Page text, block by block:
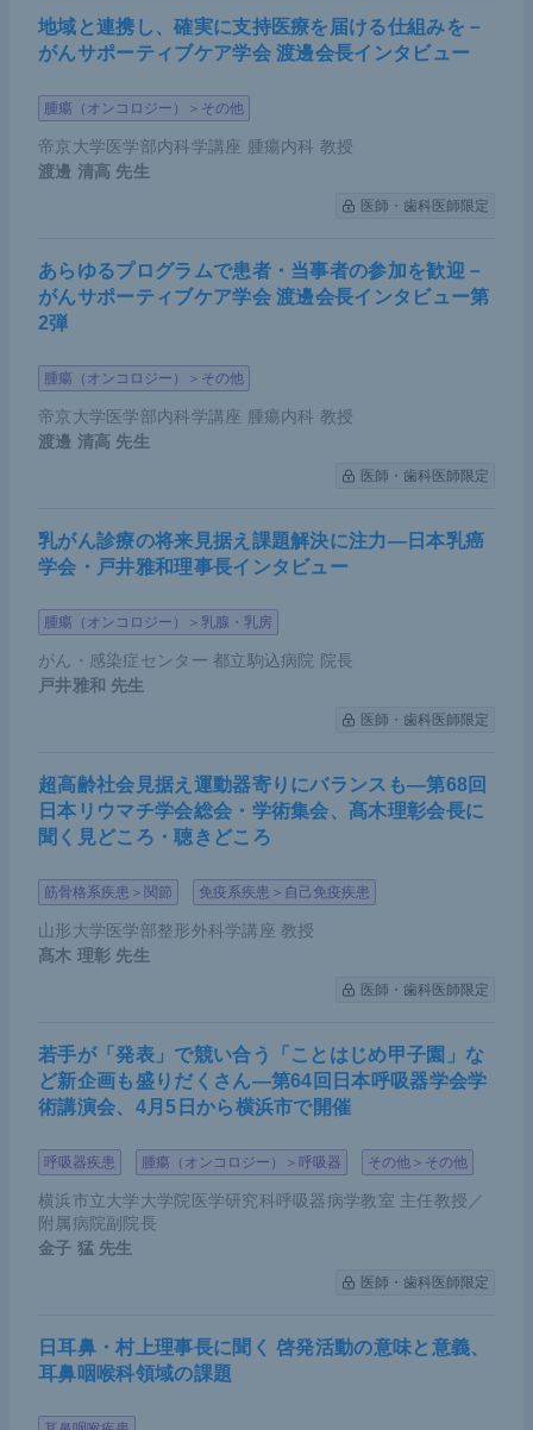
地域と連携し、確実に支持医療を届ける仕組みを－
がんサポーティブケア学会 渡邊会長インタビュー
腫瘍（オンコロジー）＞その他
帝京大学医学部内科学講座 腫瘍内科 教授
渡邊 清高 先生
医師・歯科医師限定
あらゆるプログラムで患者・当事者の参加を歓迎－
がんサポーティブケア学会 渡邊会長インタビュー第
2弾
腫瘍（オンコロジー）＞その他
帝京大学医学部内科学講座 腫瘍内科 教授
渡邊 清高 先生
医師・歯科医師限定
乳がん診療の将来見据え課題解決に注力―日本乳癌
学会・戸井雅和理事長インタビュー
腫瘍（オンコロジー）＞乳腺・乳房
がん・感染症センター 都立駒込病院 院長
戸井雅和 先生
医師・歯科医師限定
超高齢社会見据え運動器寄りにバランスも―第68回
日本リウマチ学会総会・学術集会、髙木理彰会長に
聞く見どころ・聴きどころ
筋骨格系疾患＞関節 免疫系疾患＞自己免疫疾患
山形大学医学部整形外科学講座 教授
髙木 理彰 先生
医師・歯科医師限定
若手が「発表」で競い合う「ことはじめ甲子園」な
ど新企画も盛りだくさん―第64回日本呼吸器学会学
術講演会、4月5日から横浜市で開催
呼吸器疾患 腫瘍（オンコロジー）＞呼吸器 その他＞その他
横浜市立大学大学院医学研究科呼吸器病学教室 主任教授／
附属病院副院長
金子 猛 先生
医師・歯科医師限定
日耳鼻・村上理事長に聞く 啓発活動の意味と意義、
耳鼻咽喉科領域の課題